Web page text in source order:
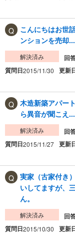
こんにちはお世
ンションを売却...
解決済み 回
質問日2015/11/30 更新
木造新築アパー
ら異音が聞こえ...
解決済み 回
質問日2015/11/27 更新
実家（古家付き
いしてますが、
ん。
解決済み 回
質問日2015/10/30 更新